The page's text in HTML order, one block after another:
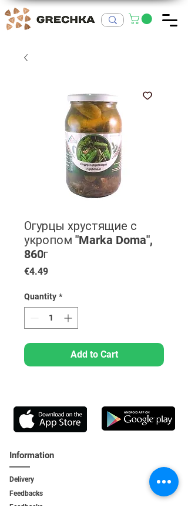
Огурцы хрустящие с
укропом "Marka Doma",
860г
€4.49Price
Quantity *
Add to Cart
Information
Delivery
Feedbacks
Feedbacks